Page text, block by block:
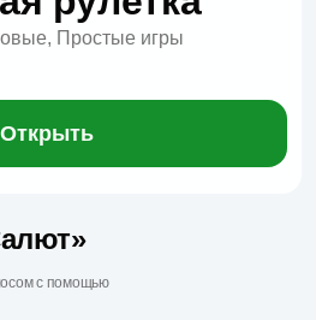
Простые игры
Открыть
с помощью